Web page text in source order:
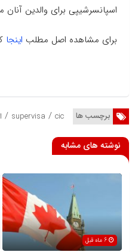
اسپانسرشیپی برای والدین
برای مشاهده اصل مطلب اینجا
برچسب ها cic
/
supervisa
/
نوشته های مشابه
6 ماه قبل